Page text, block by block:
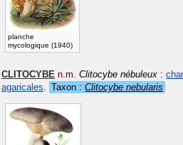
planche
mycologique (1940)
CLITOCYBE n.m. Clitocybe nébuleux :
agaricales. Taxon : Clitocybe nebularis